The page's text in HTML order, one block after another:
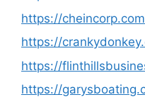
https://
https://
https://
https://